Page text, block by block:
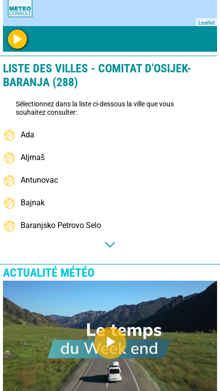
Leaflet
LISTE DES VILLES - COMITAT D'OSIJEK-
BARANJA (288)
Sélectionnez dans la liste ci-dessous la ville que vous
souhaitez consulter:
Ada
Aljmaš
Antunovac
Bajnak
Baranjsko Petrovo Selo
ACTUALITÉ MÉTÉO